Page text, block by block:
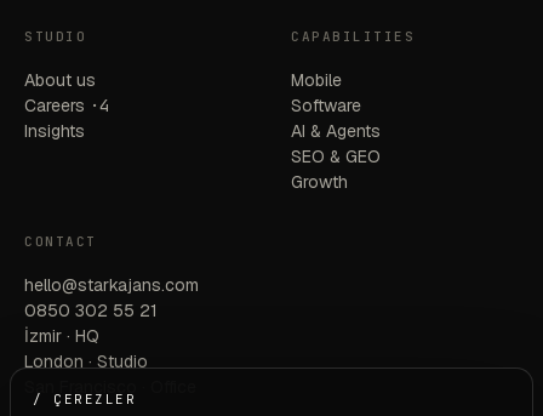
STUDIO
About us
Careers ·4
Insights
CAPABILITIES
Mobile
Software
AI & Agents
SEO & GEO
Growth
CONTACT
hello@starkajans.com
0850 302 55 21
İzmir · HQ
London · Studio
/ ÇEREZLER